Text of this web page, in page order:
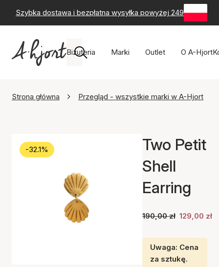
Szybka dostawa i bezpłatna wysyłka powyżej 249 zł -
Biżuteria Marki Outlet O A-Hjort
Strona główna Przegląd - wszystkie marki w A-Hjort
-32.1%
Two Petit
Shell
Earring
190,00 zł 129,00 zł
Uwaga: Cena
za sztukę.